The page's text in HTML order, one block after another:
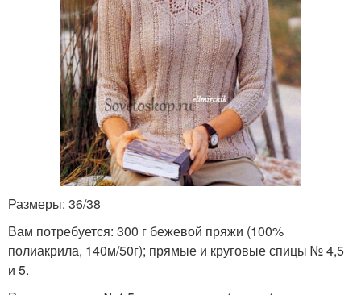
Размеры: 36/38
Вам потребуется: 300 г бежевой пряжи (100%
полиакрила, 140м/50г); прямые и круговые спицы № 4,5
и 5.